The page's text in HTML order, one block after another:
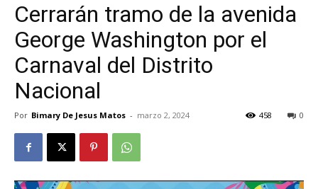
Cerrarán tramo de la avenida
George Washington por el
Carnaval del Distrito
Nacional
Por Bimary De Jesus Matos - marzo 2, 2024 0
458